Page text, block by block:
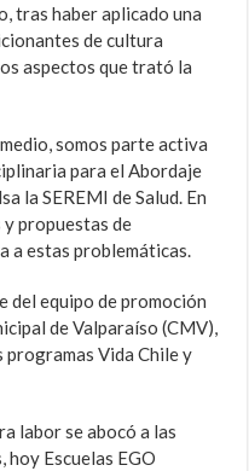
tras haber aplicado una
de cultura
aspectos que trató la
somos parte activa
para el Abordaje
la SEREMI de Salud. En
propuestas de
a estas problemáticas.
del equipo de promoción
de Valparaíso (CMV),
Vida Chile y
labor se abocó a las
hoy Escuelas EGO